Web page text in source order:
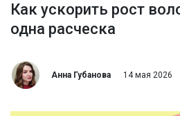
Как ускорить рост
одна расческа
Анна Губанова 14 мая 2026